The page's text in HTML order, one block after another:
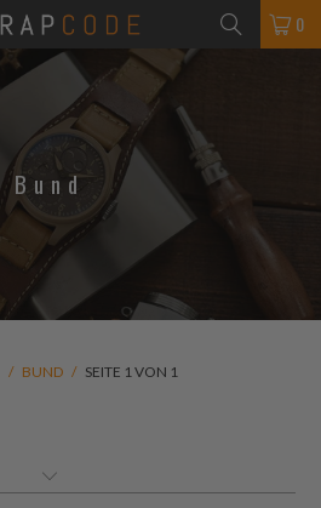
0
Bund
/ BUND / SEITE 1 VON 1